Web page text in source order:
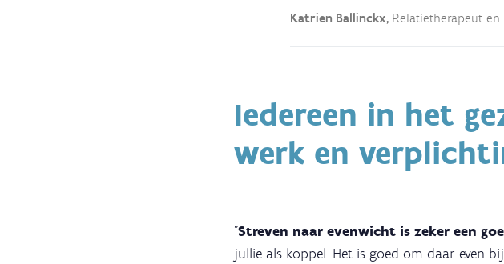
Katrien Ballinckx, Relatietherapeut en
Iedereen in het
werk en
"Streven naar evenwicht is zeker een
jullie als koppel. Het is goed om daar even